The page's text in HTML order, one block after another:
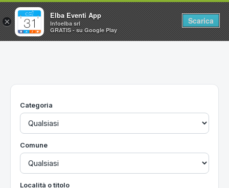
Home
Utilità
Categoria
Comune
Località o titolo
×
Elba Eventi App
Infoelba srl
GRATIS - su Google Play
Scarica